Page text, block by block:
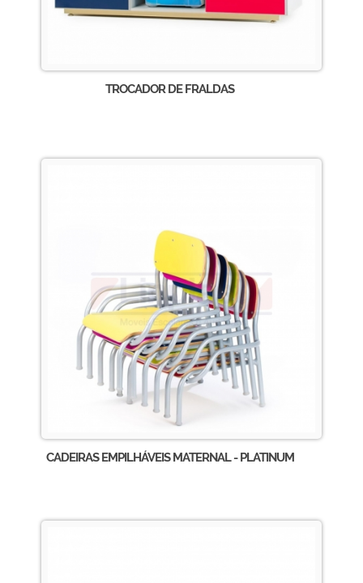
TROCADOR DE FRALDAS
CADEIRAS EMPILHÁVEIS MATERNAL - PLATINUM